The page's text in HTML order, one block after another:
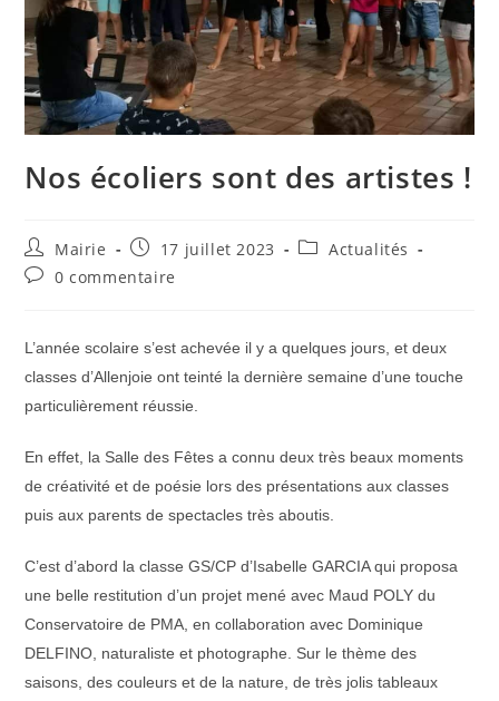
Nos écoliers sont des artistes !
Auteur/autrice
de
la
Mairie
Publication
publiée :
17 juillet 2023
PostActualités
Commentaires
publication :
0 commentaire
L’année scolaire s’est achevée il y a quelques jours, et deux
classes d’Allenjoie ont teinté la dernière semaine d’une touche
particulièrement réussie.
En effet, la Salle des Fêtes a connu deux très beaux moments
de créativité et de poésie lors des présentations aux classes
puis aux parents de spectacles très aboutis.
C’est d’abord la classe GS/CP d’Isabelle GARCIA qui proposa
une belle restitution d’un projet mené avec Maud POLY du
Conservatoire de PMA, en collaboration avec Dominique
DELFINO, naturaliste et photographe. Sur le thème des
saisons, des couleurs et de la nature, de très jolis tableaux